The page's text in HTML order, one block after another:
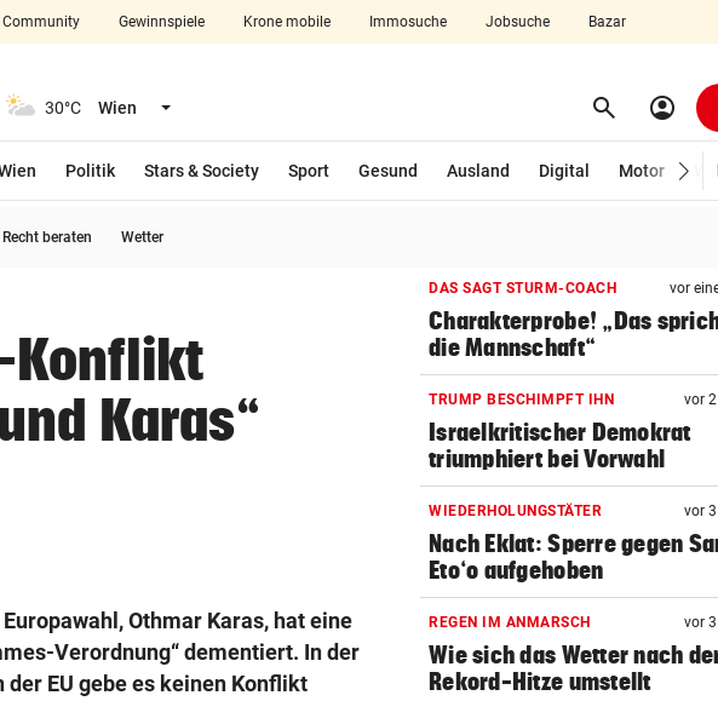
Schließen
Community Gewinnspiele Krone mobile Immosuche Jobsuche Bazar
30°C Wien Menü aufklappen search Suchen
account_circle
Politik Stars & Society Sport Gesund Ausland Digital Motor
Recht beraten Wetter
Konflikt
Karas“
Othmar Karas, hat eine
Verordnung“ dementiert. In der
EU gebe es keinen Konflikt
DAS SAGT STURM-COACH vor
Charakterprobe! „Das
die Mannschaft“
TRUMP BESCHIMPFT IHN vor
Israelkritischer Demokrat
triumphiert bei Vorwahl
WIEDERHOLUNGSTÄTER vor
Nach Eklat: Sperre gegen
Eto‘o aufgehoben
REGEN IM ANMARSCH vor
Wie sich das Wetter nach
Rekord-Hitze umstellt